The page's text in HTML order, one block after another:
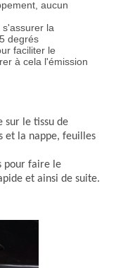
aucun
la
degrés
faciliter le
à cela l'émission
sur le tissu de
et la nappe, feuilles
pour faire le
et ainsi de suite.